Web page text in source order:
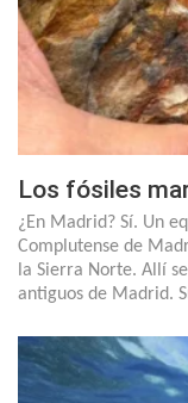
Los fósiles
¿En Madrid? Sí. Un
Complutense de
la Sierra Norte. Allí
antiguos de Madrid.